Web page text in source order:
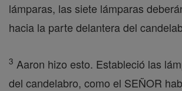
lámparas, las siete lámparas
hacia la parte delantera del
3 Aaron hizo esto. Estableció las
del candelabro, como el SEÑOR